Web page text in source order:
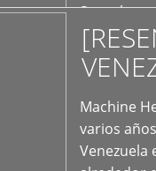
Store los
Machine
varios
Venezuela